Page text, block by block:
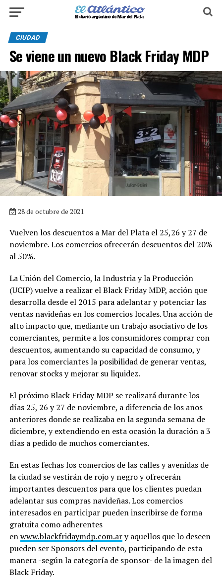
CIUDAD
Se viene un nuevo Black Friday MDP
28 de octubre de 2021
Vuelven los descuentos a Mar del Plata el 25,26 y 27 de
noviembre. Los comercios ofrecerán descuentos del 20%
al 50%.
La Unión del Comercio, la Industria y la Producción
(UCIP) vuelve a realizar el Black Friday MDP, acción que
desarrolla desde el 2015 para adelantar y potenciar las
ventas navideñas en los comercios locales. Una acción de
alto impacto que, mediante un trabajo asociativo de los
comerciantes, permite a los consumidores comprar con
descuentos, aumentando su capacidad de consumo, y
para los comerciantes la posibilidad de generar ventas,
renovar stocks y mejorar su liquidez.
El próximo Black Friday MDP se realizará durante los
días 25, 26 y 27 de noviembre, a diferencia de los años
anteriores donde se realizaba en la segunda semana de
diciembre, y extendiendo en esta ocasión la duración a 3
días a pedido de muchos comerciantes.
En estas fechas los comercios de las calles y avenidas de
la ciudad se vestirán de rojo y negro y ofrecerán
importantes descuentos para que los clientes puedan
adelantar sus compras navideñas. Los comercios
interesados en participar pueden inscribirse de forma
gratuita como adherentes
enwww.blackfridaymdp.com.ary aquellos que lo deseen
pueden ser Sponsors del evento, participando de esta
manera -según la categoría de sponsor- de la imagen del
Black Friday.